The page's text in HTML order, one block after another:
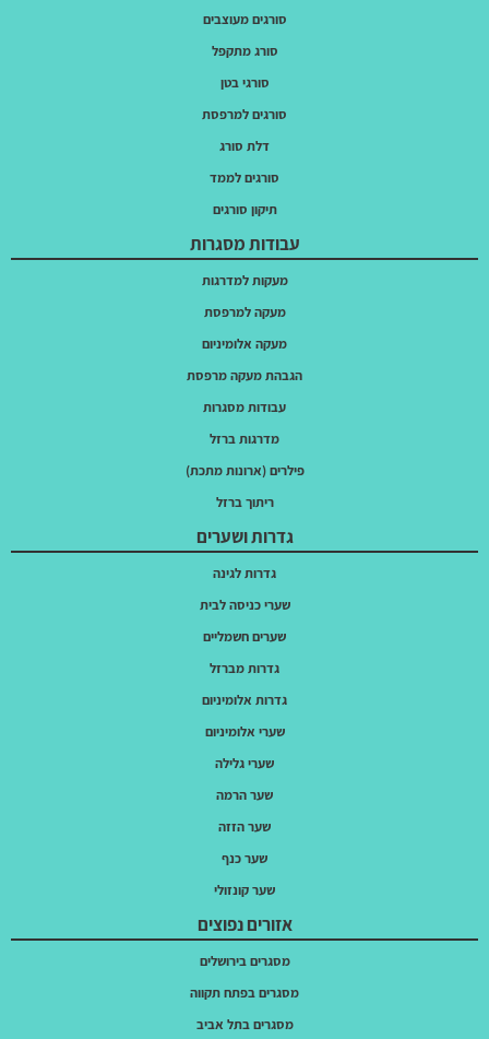
סורגים מעוצבים
סורג מתקפל
סורגי בטן
סורגים למרפסת
דלת סורג
סורגים לממד
תיקון סורגים
עבודות מסגרות
מעקות למדרגות
מעקה למרפסת
מעקה אלומיניום
הגבהת מעקה מרפסת
עבודות מסגרות
מדרגות ברזל
פילרים (ארונות מתכת)
ריתוך ברזל
גדרות ושערים
גדרות לגינה
שערי כניסה לבית
שערים חשמליים
גדרות מברזל
גדרות אלומיניום
שערי אלומיניום
שערי גלילה
שער הרמה
שער הזזה
שער כנף
שער קונזולי
אזורים נפוצים
מסגרים בירושלים
מסגרים בפתח תקווה
מסגרים בתל אביב